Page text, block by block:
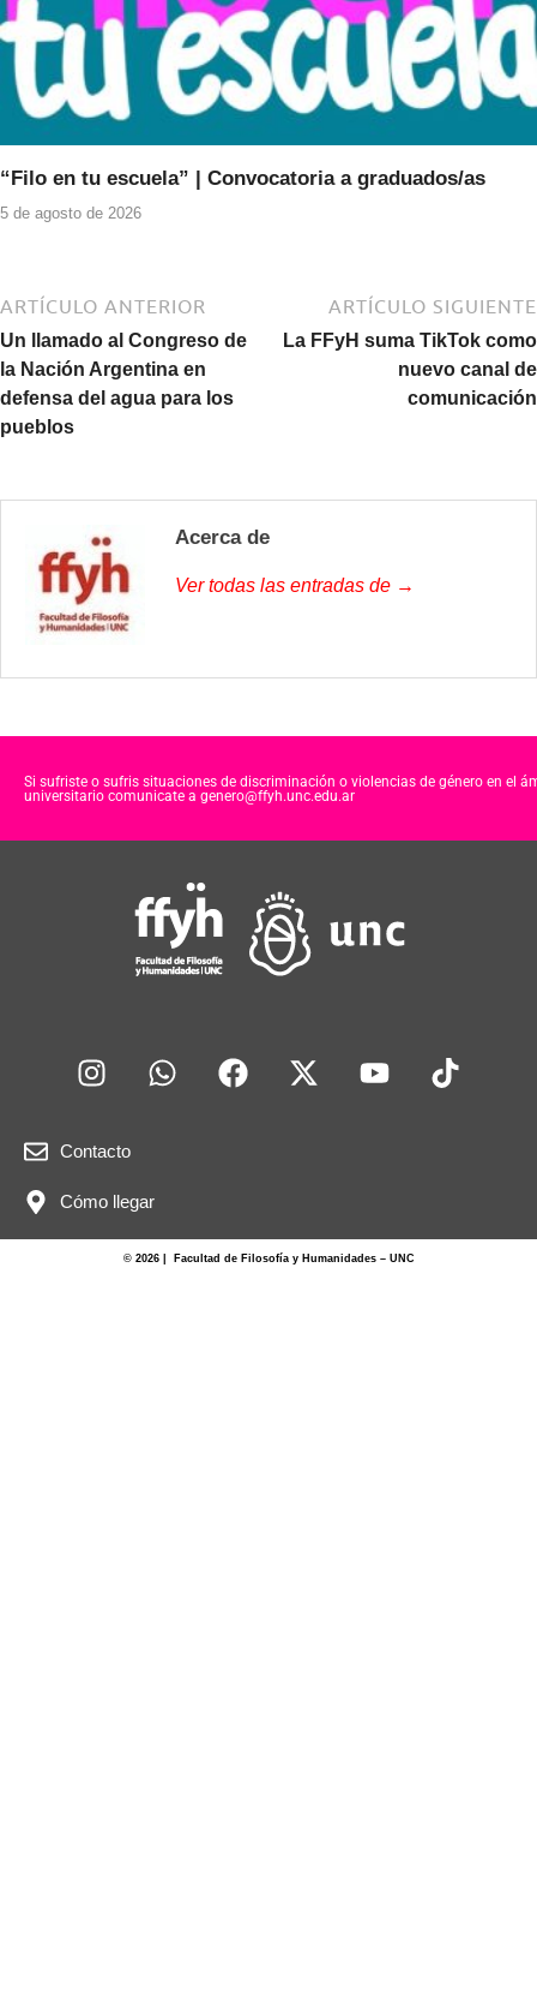
“Filo en tu escuela” | Convocatoria a graduados/as
5 de agosto de 2026
ARTÍCULO ANTERIOR
Un llamado al Congreso de
la Nación Argentina en
defensa del agua para los
pueblos
ARTÍCULO SIGUIENTE
La FFyH suma TikTok como
nuevo canal de
comunicación
Acerca de
Ver todas las entradas de →
Si sufriste o sufris situaciones de discriminación o violencias de género en el
universitario comunicate a genero@ffyh.unc.edu.ar
Contacto
Cómo llegar
© 2026 | Facultad de Filosofía y Humanidades – UNC